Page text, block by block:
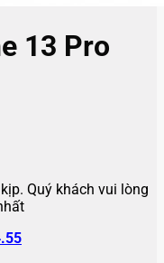
13 Pro
Quý khách vui lòng